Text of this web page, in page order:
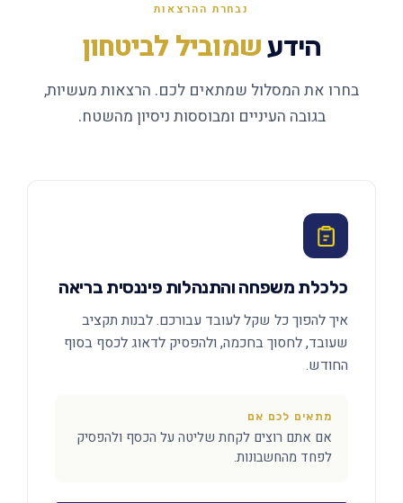
נבחרת ההרצאות
הידעשמוביל לביטחון
בחרו את המסלול שמתאים לכם. הרצאות מעשיות,
בגובה העיניים ומבוססות ניסיון מהשטח.
כלכלת משפחה והתנהלות פיננסית בריאה
איך להפוך כל שקל לעובד עבורכם. לבנות תקציב
שעובד, לחסוך בחכמה, ולהפסיק לדאוג לכסף בסוף
החודש.
מתאים לכם אם
אם אתם רוצים לקחת שליטה על הכסף ולהפסיק
לפחד מהחשבונות.